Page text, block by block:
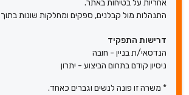
אחריות על בטיחות באתר.
התנהלות מול קבלנים, ספקים ומחלקות שונות
דרישות התפקיד
הנדסאי/ת בניין - חובה
ניסיון קודם בתחום הביצוע - יתרון
* משרה זו פונה לנשים וגברים כאחד.